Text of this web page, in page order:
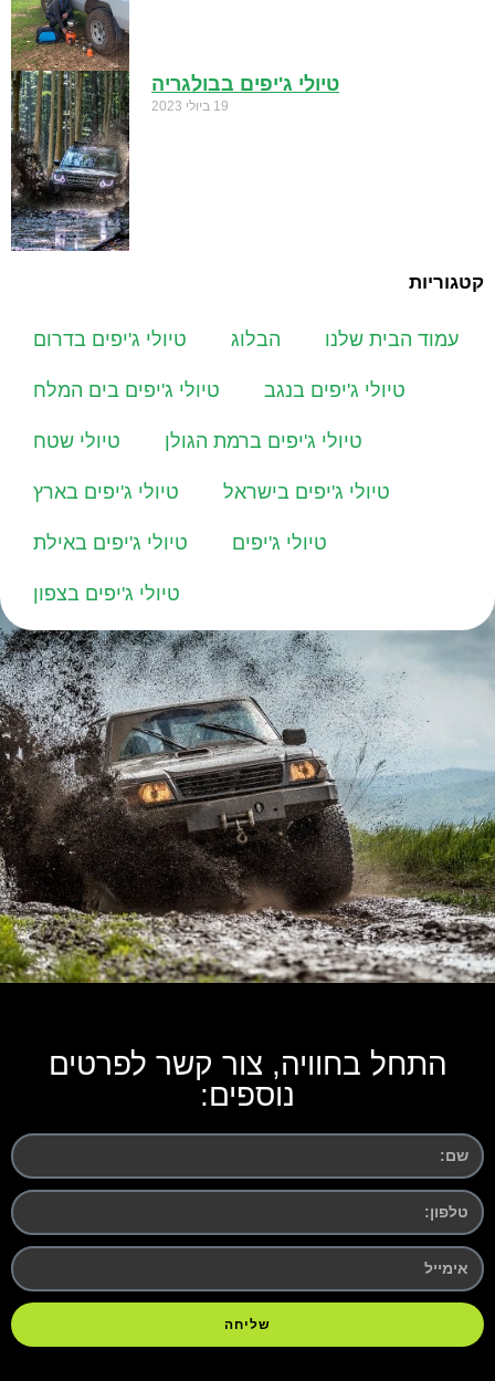
טיולי ג'יפים בבולגריה
19 ביולי 2023
קטגוריות
עמוד הבית שלנו הבלוג טיולי ג'יפים בדרום
טיולי ג'יפים בנגב טיולי ג'יפים בים המלח
טיולי ג'יפים ברמת הגולן טיולי שטח
טיולי ג'יפים בישראל טיולי ג'יפים בארץ
טיולי ג'יפים טיולי ג'יפים באילת
טיולי ג'יפים בצפון
התחל בחוויה, צור קשר לפרטים
נוספים:
שליחה